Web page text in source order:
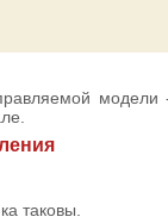
модели
таковы.